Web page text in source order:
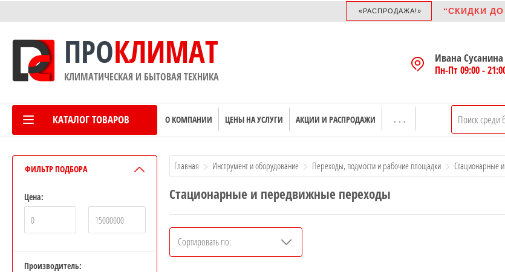
«РАСПРОДАЖА!» “СКИДКИ ДО 35%”
ПРОКЛИМАТ
КЛИМАТИЧЕСКАЯ И БЫТОВАЯ ТЕХНИКА
Ивана
Пн-Пт 09:00 -
КАТАЛОГ ТОВАРОВ О КОМПАНИИ ЦЕНЫ НА УСЛУГИ АКЦИИ И РАСПРОДАЖИ
ФИЛЬТР ПОДБОРА
Цена:
Производитель:
Кондиционеры
Вентиляция
Отопление
Главная Инструмент и оборудование Переходы, подмости и рабочие площадки Стационарные
Стационарные и передвижные переходы
Сортировать по: